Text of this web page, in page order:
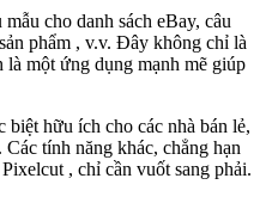
cho danh sách eBay, câu
phẩm , v.v. Đây không chỉ là
là một ứng dụng mạnh mẽ giúp
biệt hữu ích cho các nhà bán lẻ,
tính năng khác, chẳng hạn
, chỉ cần vuốt sang phải.